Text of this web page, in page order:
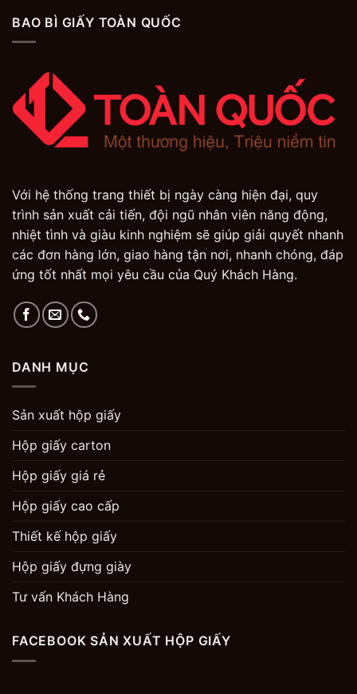
BAO BÌ GIẤY TOÀN QUỐC
Với hệ thống trang thiết bị ngày càng hiện đại, quy
trình sản xuất cải tiến, đội ngũ nhân viên năng động,
nhiệt tình và giàu kinh nghiệm sẽ giúp giải quyết nhanh
các đơn hàng lớn, giao hàng tận nơi, nhanh chóng, đáp
ứng tốt nhất mọi yêu cầu của Quý Khách Hàng.
DANH MỤC
Sản xuất hộp giấy
Hộp giấy carton
Hộp giấy giá rẻ
Hộp giấy cao cấp
Thiết kế hộp giấy
Hộp giấy đựng giày
Tư vấn Khách Hàng
FACEBOOK SẢN XUẤT HỘP GIẤY